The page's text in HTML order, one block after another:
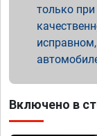
только
Включено в